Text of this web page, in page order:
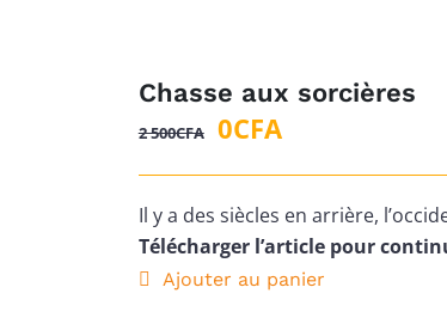
Chasse aux sorcières
2 500CFA
Le
initial
était :
2
0CFALe
actuel
est :
0CFA.
Il y a des siècles en arrière,
Télécharger l’article pour
Ajouter au panier